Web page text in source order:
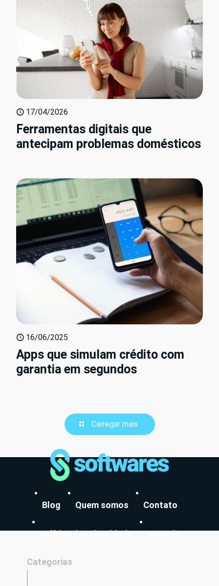
17/04/2026
Ferramentas digitais que
antecipam problemas domésticos
16/06/2025
Apps que simulam crédito com
garantia em segundos
Carregar mais
Blog Quem somos Contato
Política de Privacidade Anuncie
Categorias